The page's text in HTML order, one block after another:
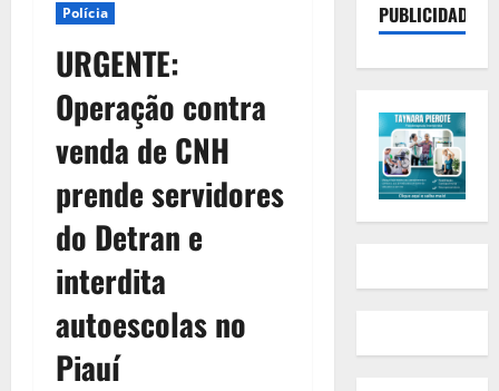
Polícia
URGENTE:
Operação contra
venda de CNH
prende servidores
do Detran e
interdita
autoescolas no
Piauí
PUBLICIDADE